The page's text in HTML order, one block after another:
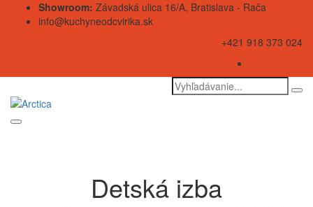
Showroom: Závadská ulica 16/A, Bratislava - Rača
info@kuchyneodcvirika.sk
+421 918 373 024
Detská izba